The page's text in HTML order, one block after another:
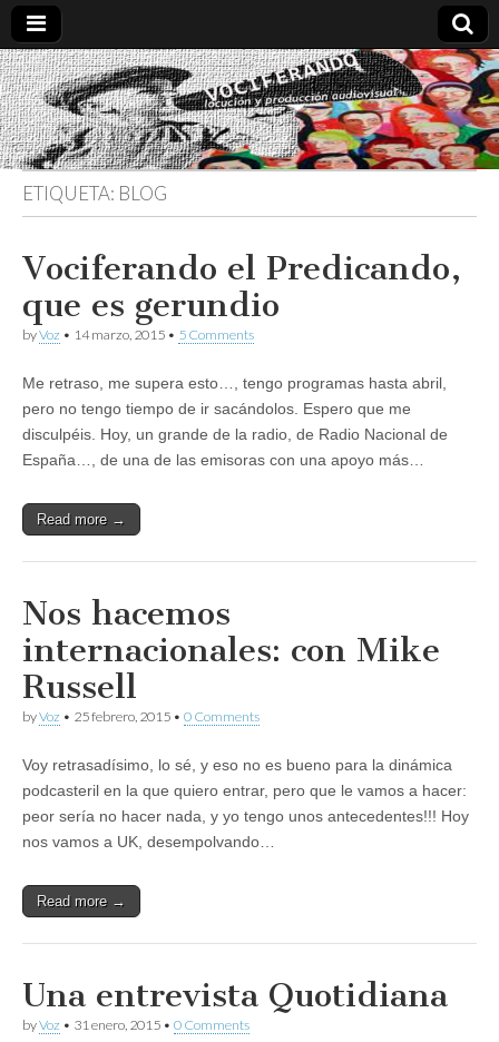
Vociferando
Comunicación,
Locucion y
Producción
Audiovisual
ETIQUETA: BLOG
Vociferando el Predicando,
que es gerundio
byVoz • 14 marzo, 2015 • 5 Comments
Me retraso, me supera esto…, tengo programas hasta abril,
pero no tengo tiempo de ir sacándolos. Espero que me
disculpéis. Hoy, un grande de la radio, de Radio Nacional de
España…, de una de las emisoras con una apoyo más…
Read more →
Nos hacemos
internacionales: con Mike
Russell
byVoz • 25 febrero, 2015 • 0 Comments
Voy retrasadísimo, lo sé, y eso no es bueno para la dinámica
podcasteril en la que quiero entrar, pero que le vamos a hacer:
peor sería no hacer nada, y yo tengo unos antecedentes!!! Hoy
nos vamos a UK, desempolvando…
Read more →
Una entrevista Quotidiana
byVoz • 31 enero, 2015 • 0 Comments